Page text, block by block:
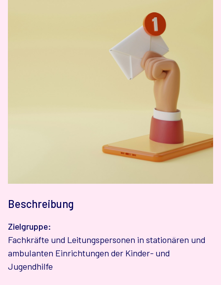
Beschreibung
Zielgruppe:
Fachkräfte und Leitungspersonen in stationären und
ambulanten Einrichtungen der Kinder- und
Jugendhilfe